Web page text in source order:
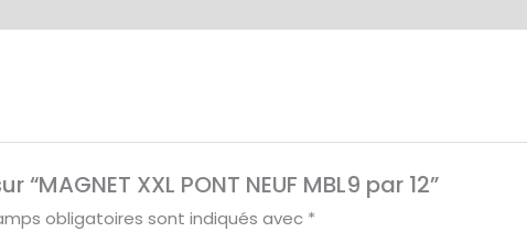
XXL PONT NEUF MBL9 par 12”
obligatoires sont indiqués avec *